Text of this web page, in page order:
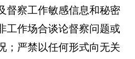
督察工作敏感信息和秘密
工作场合谈论督察问题或
；严禁以任何形式向无关